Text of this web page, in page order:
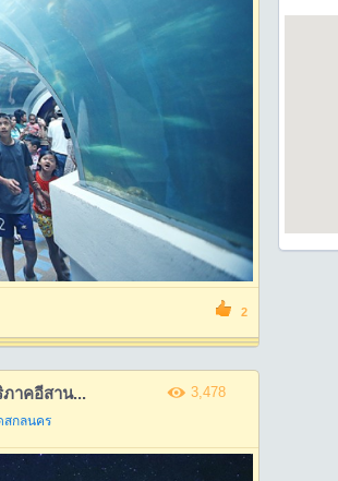
2
3,478
าคอีสาน...
กลนคร